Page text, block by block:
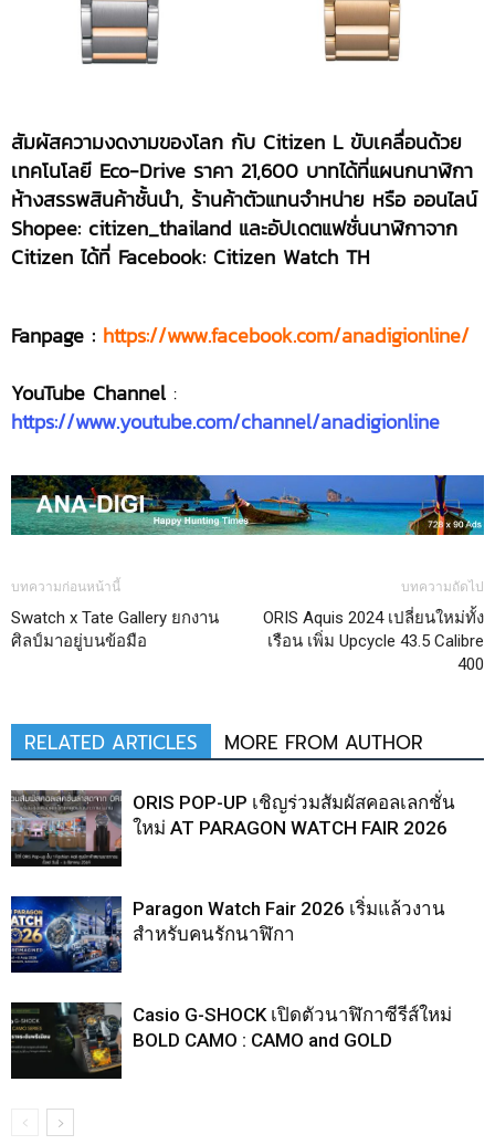
สัมผัสความงดงามของโลก กับ Citizen L ขับเคลื่อนด้วย
เทคโนโลยี Eco-Drive ราคา 21,600 บาทได้ที่แผนกนาฬิกา
ห้างสรรพสินค้าชั้นนำ, ร้านค้าตัวแทนจำหน่าย หรือ ออนไลน์
Shopee: citizen_thailand และอัปเดตแฟชั่นนาฬิกาจาก
Citizen ได้ที่ Facebook: Citizen Watch TH
Fanpage : https://www.facebook.com/anadigionline/
YouTube Channel :
https://www.youtube.com/channel/anadigionline
บทความก่อนหน้านี้
Swatch x Tate Gallery ยกงาน
ศิลป์มาอยู่บนข้อมือ
บทความถัดไป
ORIS Aquis 2024 เปลี่ยนใหม่ทั้ง
เรือน เพิ่ม Upcycle 43.5 Calibre
400
RELATED ARTICLES MORE FROM AUTHOR
ORIS POP-UP เชิญร่วมสัมผัสคอลเลกชั่น
ใหม่ AT PARAGON WATCH FAIR 2026
Paragon Watch Fair 2026 เริ่มแล้วงาน
สำหรับคนรักนาฬิกา
Casio G-SHOCK เปิดตัวนาฬิกาซีรีส์ใหม่
BOLD CAMO : CAMO and GOLD